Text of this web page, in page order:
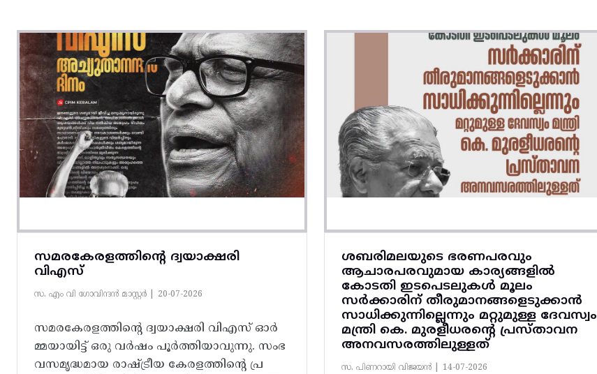
സമരകേരളത്തിൻ്റെ ദ്വയാക്ഷരി
വിഎസ്
സ. എം വി ഗോവിന്ദൻ മാസ്റ്റർ | 20-07-2026
സമരകേരളത്തിൻ്റെ ദ്വയാക്ഷരി വിഎസ് ഓർ
മ്മയായിട്ട് ഒരു വർഷം പൂർത്തിയാവുന്നു. സംഭ
വസമൃദ്ധമായ രാഷ്ട്രീയ കേരളത്തിന്റെ പ്ര
ശബരിമലയുടെ ഭരണപരവും
ആചാരപരവുമായ കാര്യങ്ങളിൽ
കോടതി ഇടപെടലുകൾ മൂലം
സർക്കാരിന് തീരുമാനങ്ങളെടുക്കാൻ
സാധിക്കുന്നില്ലെന്നും മറ്റുമുള്ള ദേവസ്വം
മന്ത്രി കെ. മുരളീധരന്റെ പ്രസ്താവന
അനവസരത്തിലുള്ളത്
സ. പിണറായി വിജയൻ | 14-07-2026